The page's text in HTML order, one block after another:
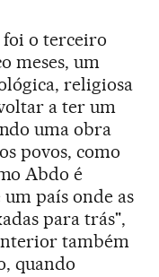
foi o terceiro
meses, um
religiosa
a ter um
uma obra
povos, como
Abdo é
país onde as
para trás",
também
quando